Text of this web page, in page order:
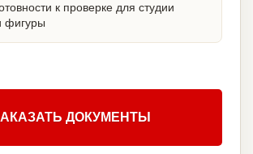
к проверке для студии
фигуры
ДОКУМЕНТЫ